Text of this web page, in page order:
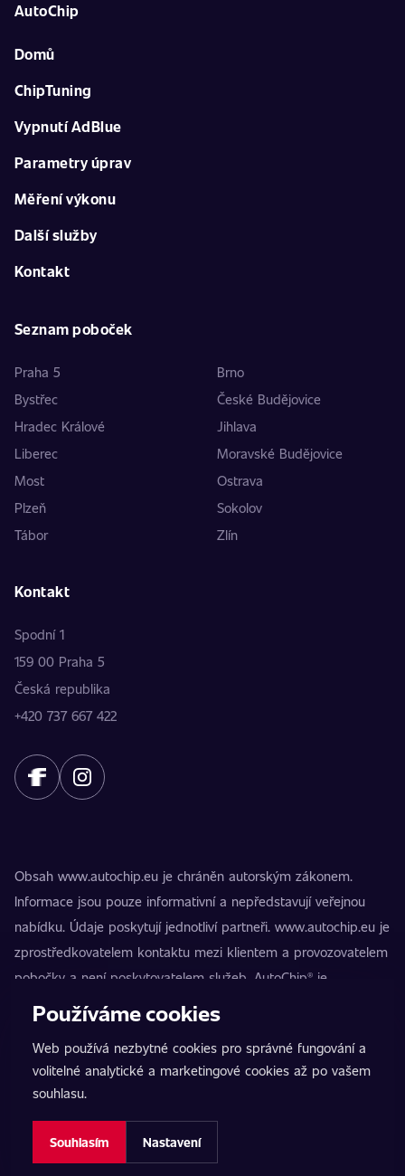
AutoChip
Domů
ChipTuning
Vypnutí AdBlue
Parametry úprav
Měření výkonu
Další služby
Kontakt
Seznam poboček
Praha 5
Brno
Bystřec
České Budějovice
Hradec Králové
Jihlava
Liberec
Moravské Budějovice
Most
Ostrava
Plzeň
Sokolov
Tábor
Zlín
Kontakt
Spodní 1
159 00 Praha 5
Česká republika
+420 737 667 422
Obsah www.autochip.eu je chráněn autorským zákonem.
Informace jsou pouze informativní a nepředstavují veřejnou
nabídku. Údaje poskytují jednotliví partneři. www.autochip.eu je
zprostředkovatelem kontaktu mezi klientem a provozovatelem
pobočky a není poskytovatelem služeb. AutoChip® je
registrovaná ochranná známka Petra Kučery. Úpravy, které
nezpůsobilosti vozidla k provozu na pozemních komunikacích.
Přesné informace poskytuje vždy konkrétní provozovatel
pobočky.
Nastavení cookies
Používáme cookies
Web používá nezbytné cookies pro správné fungování a
volitelné analytické a marketingové cookies až po vašem
souhlasu.
Souhlasím Nastavení